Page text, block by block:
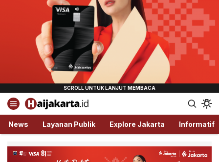
Haijakarta.id
Semua Tentang Jakarta Ada Disini!
News Layanan Publik Explore Jakarta Informatif